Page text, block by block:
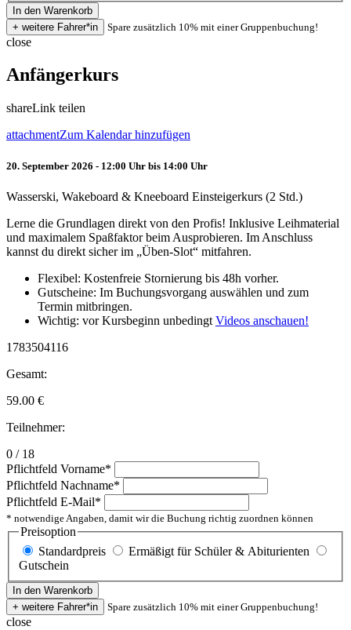
Spare zusätzlich 10% mit einer Gruppenbuchung!
close
Anfängerkurs
shareLink teilen
attachmentZum Kalendar hinzufügen
20. September 2026 - 12:00 Uhr bis 14:00 Uhr
Wasserski, Wakeboard & Kneeboard Einsteigerkurs (2 Std.)
Lerne die Grundlagen direkt von den Profis! Inklusive Leihmaterial
und maximalem Spaßfaktor beim Ausprobieren. Im Anschluss
kannst du direkt sicher im „Üben-Slot“ mitfahren.
Flexibel: Kostenfreie Stornierung bis 48h vorher.
Gutscheine: Im Buchungsvorgang auswählen und zum
Termin mitbringen.
Wichtig: vor Kursbeginn unbedingt Videos anschauen!
1783504116
Gesamt:
59.00 €
Teilnehmer:
0 / 18
Pflichtfeld Vorname*
Pflichtfeld Nachname*
Pflichtfeld E-Mail*
* notwendige Angaben, damit wir die Buchung richtig zuordnen können
Preisoption
Standardpreis
Ermäßigt für Schüler & Abiturienten
Gutschein
Spare zusätzlich 10% mit einer Gruppenbuchung!
close